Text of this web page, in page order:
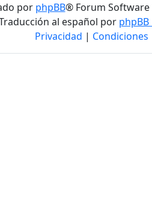
por phpBB® Forum
al español por phpBB
Privacidad | Condiciones